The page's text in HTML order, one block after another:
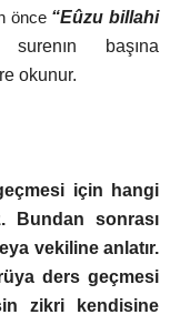
önce “Eûzu billahi
başına
okunur.
için hangi
Bundan sonrası
vekiline anlatır.
ders geçmesi
zikri kendisine